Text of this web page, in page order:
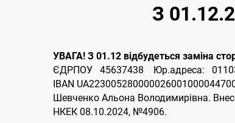
З
УВАГА! З 01.12 відбудеться заміна
ЄДРПОУ 45637438 Юр.адреса: 01103,
IBAN
Шевченко Альона Володимирівна.
НКЕК 08.10.2024, №4906.